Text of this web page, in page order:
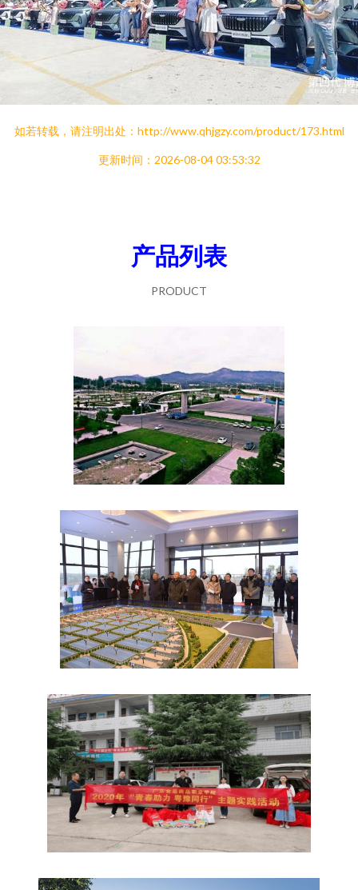
如若转载，请注明出处：http://www.qhjgzy.com/product/173.html
更新时间：2026-08-04 03:53:32
产品列表
PRODUCT